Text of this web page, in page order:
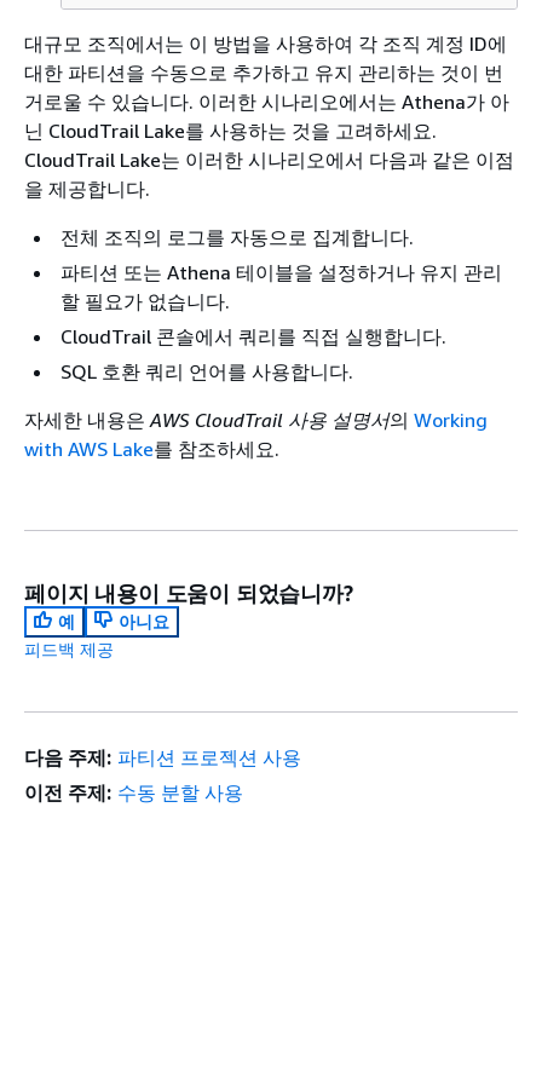
대규모 조직에서는 이 방법을 사용하여 각 조직 계정 ID에
대한 파티션을 수동으로 추가하고 유지 관리하는 것이 번
거로울 수 있습니다. 이러한 시나리오에서는 Athena가 아
닌 CloudTrail Lake를 사용하는 것을 고려하세요.
CloudTrail Lake는 이러한 시나리오에서 다음과 같은 이점
을 제공합니다.
전체 조직의 로그를 자동으로 집계합니다.
파티션 또는 Athena 테이블을 설정하거나 유지 관리
할 필요가 없습니다.
CloudTrail 콘솔에서 쿼리를 직접 실행합니다.
SQL 호환 쿼리 언어를 사용합니다.
자세한 내용은AWS CloudTrail 사용 설명서의 Working
with AWS Lake를 참조하세요.
페이지 내용이 도움이 되었습니까?
예
아니요
피드백 제공
다음 주제: 파티션 프로젝션 사용
이전 주제: 수동 분할 사용